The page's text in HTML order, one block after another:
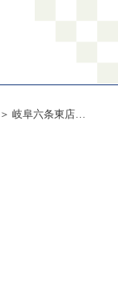
＞ 岐阜六条東店…